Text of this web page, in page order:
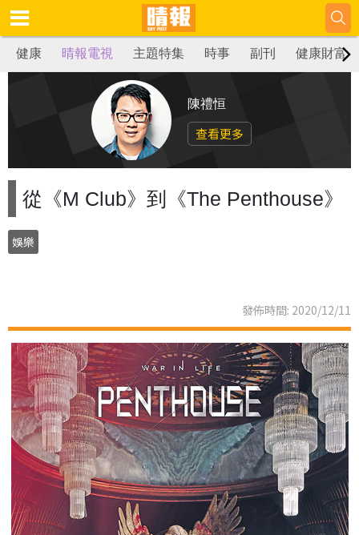
健康 晴報電視 主題特集 時事 副刊 健康財富
陳禮恒
查看更多
從《M Club》到《The Penthouse》
娛樂
發佈時間: 2020/12/11